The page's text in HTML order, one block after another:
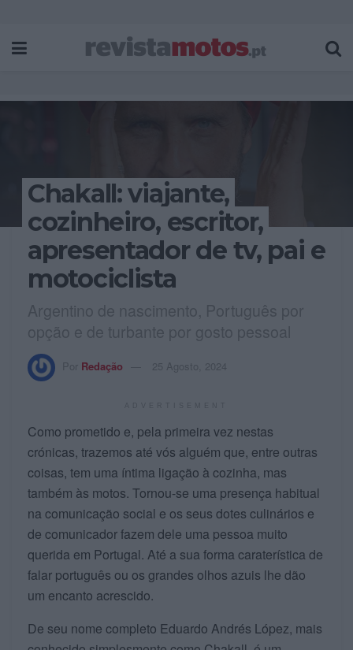
Chakall: viajante,
cozinheiro, escritor,
apresentador de tv, pai e
motociclista
Argentino de nascimento, Português por
opção e de turbante por gosto pessoal
Por Redação 25 Agosto, 2024
Como prometido e, pela primeira vez nestas
crónicas, trazemos até vós alguém que, entre outras
coisas, tem uma íntima ligação à cozinha, mas
também às motos. Tornou-se uma presença habitual
na comunicação social e os seus dotes culinários e
de comunicador fazem dele uma pessoa muito
querida em Portugal. Até a sua forma caraterística de
falar português ou os grandes olhos azuis lhe dão
um encanto acrescido.
De seu nome completo Eduardo Andrés López, mais